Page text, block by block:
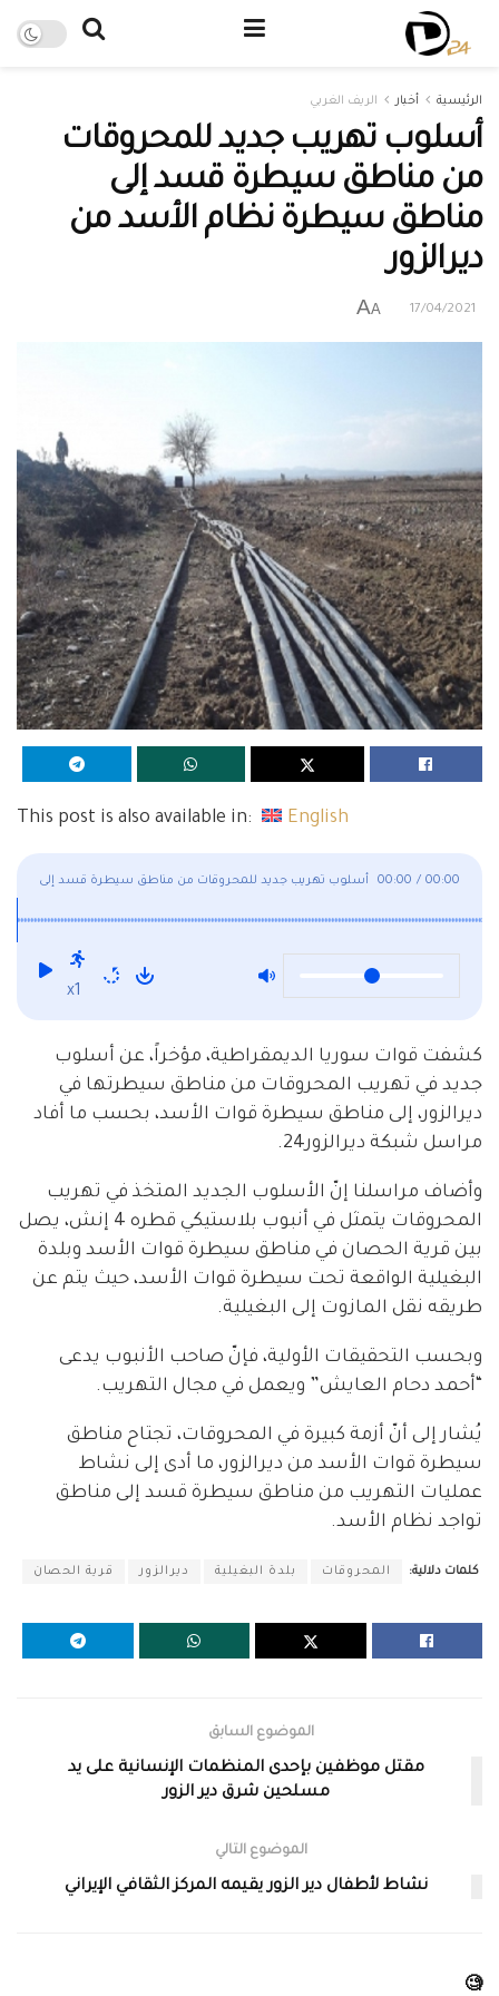
الرئيسية أخبار الريف الغربي
أسلوب تهريب جديد للمحروقات
من مناطق سيطرة قسد إلى
مناطق سيطرة نظام الأسد من
ديرالزور
17/04/2021
A
A
This post is also available in: English
أسلوب تهريب جديد للمحروقات من مناطق سيطرة قسد إلى 00:00 / 00:00
x1
كشفت قوات سوريا الديمقراطية، مؤخراً، عن أسلوب
جديد في تهريب المحروقات من مناطق سيطرتها في
ديرالزور، إلى مناطق سيطرة قوات الأسد، بحسب ما أفاد
مراسل شبكة ديرالزور24.
وأضاف مراسلنا إنّ الأسلوب الجديد المتخذ في تهريب
المحروقات يتمثل في أنبوب بلاستيكي قطره 4 إنش، يصل
بين قرية الحصان في مناطق سيطرة قوات الأسد وبلدة
البغيلية الواقعة تحت سيطرة قوات الأسد، حيث يتم عن
طريقه نقل المازوت إلى البغيلية.
وبحسب التحقيقات الأولية، فإنّ صاحب الأنبوب يدعى
“أحمد دحام العايش” ويعمل في مجال التهريب.
يُشار إلى أنّ أزمة كبيرة في المحروقات، تجتاح مناطق
سيطرة قوات الأسد من ديرالزور، ما أدى إلى نشاط
عمليات التهريب من مناطق سيطرة قسد إلى مناطق
تواجد نظام الأسد.
كلمات دلالية: المحروقات بلدة البغيلية ديرالزور قرية الحصان
الموضوع السابق
مقتل موظفين بإحدى المنظمات الإنسانية على يد
مسلحين شرق دير الزور
الموضوع التالي
نشاط لأطفال دير الزور يقيمه المركز الثقافي الإيراني
🧐